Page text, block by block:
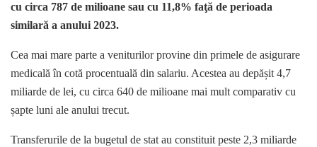
cu circa 787 de milioane sau cu 11,8% faţă de perioada
similară a anului 2023.
Cea mai mare parte a veniturilor provine din primele de asigurare
medicală în cotă procentuală din salariu. Acestea au depășit 4,7
miliarde de lei, cu circa 640 de milioane mai mult comparativ cu
șapte luni ale anului trecut.
Transferurile de la bugetul de stat au constituit peste 2,3 miliarde